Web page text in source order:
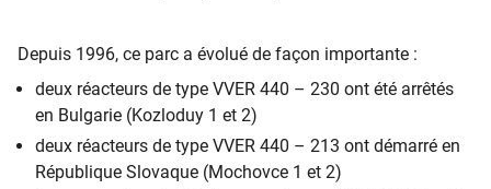
Depuis 1996, ce parc a évolué de façon importante :
deux réacteurs de type VVER 440 – 230 ont été arrêtés
en Bulgarie (Kozloduy 1 et 2)
deux réacteurs de type VVER 440 – 213 ont démarré en
République Slovaque (Mochovce 1 et 2)